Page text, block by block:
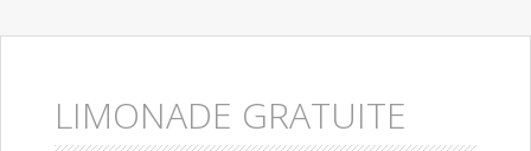
LIMONADE GRATUITE